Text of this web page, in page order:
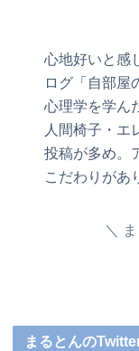
心地好いと感
ログ「自部屋
心理学を学ん
人間椅子・エ
投稿が多め。
こだわりがあ
まるとんの